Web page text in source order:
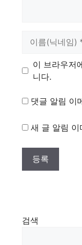
이 브라우저
니다.
댓글 알림 이
새 글 알림 이
검색